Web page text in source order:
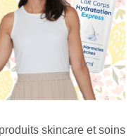
skincare et soins